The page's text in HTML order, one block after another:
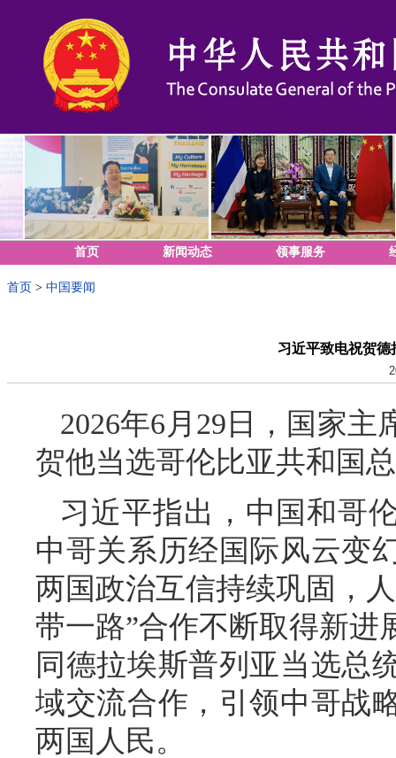
首页 新闻动态 领事服务
首页 > 中国要闻
习近平致电祝贺
2026年6月29日，国家
贺他当选哥伦比亚共和国
习近平指出，中国和哥
中哥关系历经国际风云变
两国政治互信持续巩固，
带一路”合作不断取得新进
同德拉埃斯普列亚当选总
域交流合作，引领中哥战
两国人民。